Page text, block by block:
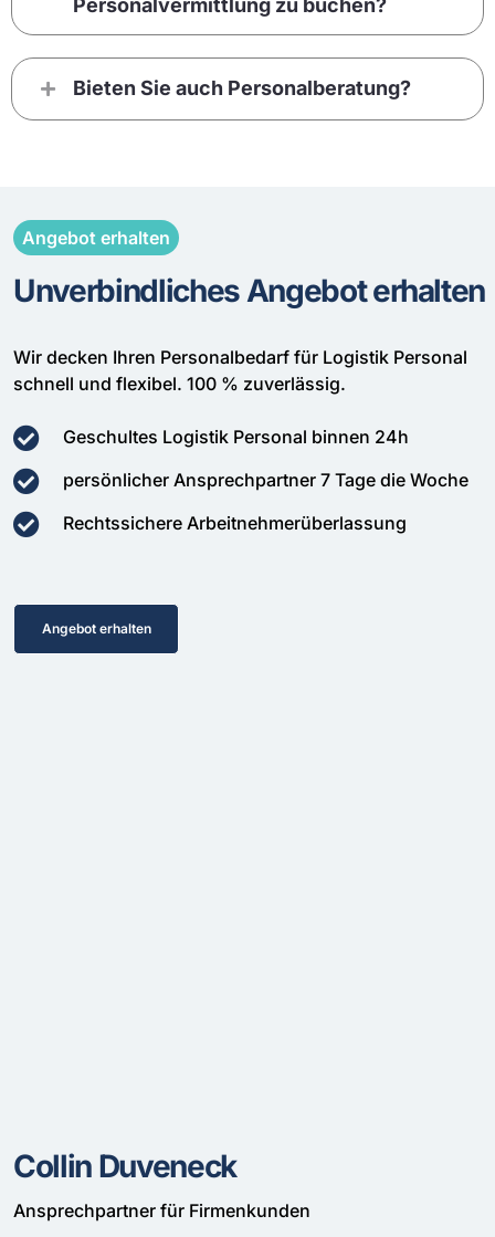
Personalvermittlung zu buchen?
Bieten Sie auch Personalberatung?
Angebot erhalten
Unverbindliches Angebot erhalten
Wir decken Ihren Personalbedarf für Logistik Personal
schnell und flexibel. 100 % zuverlässig.
Geschultes Logistik Personal binnen 24h
persönlicher Ansprechpartner 7 Tage die Woche
Rechtssichere Arbeitnehmerüberlassung
Angebot erhalten
Collin Duveneck
Ansprechpartner für Firmenkunden